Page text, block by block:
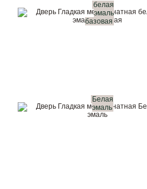
белая
эмаль
базовая
Белая
эмаль